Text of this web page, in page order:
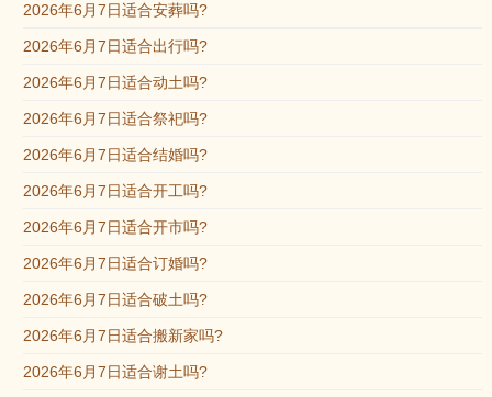
2026年6月7日适合安葬吗?
2026年6月7日适合出行吗?
2026年6月7日适合动土吗?
2026年6月7日适合祭祀吗?
2026年6月7日适合结婚吗?
2026年6月7日适合开工吗?
2026年6月7日适合开市吗?
2026年6月7日适合订婚吗?
2026年6月7日适合破土吗?
2026年6月7日适合搬新家吗?
2026年6月7日适合谢土吗?